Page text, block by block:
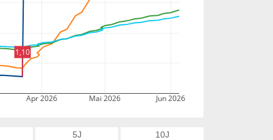
Apr 2026 Mai 2026 Jun 2026
1,10
5J 10J